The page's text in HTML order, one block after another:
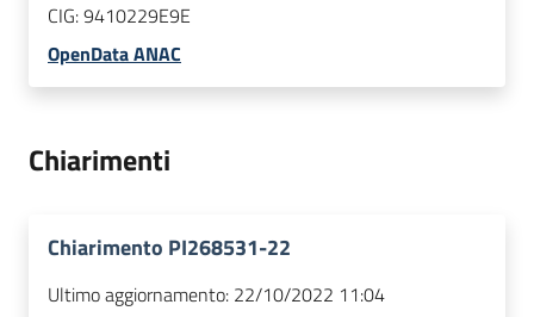
CIG:9410229E9E
OpenData ANAC
Chiarimenti
Chiarimento PI268531-22
Ultimo aggiornamento: 22/10/2022 11:04